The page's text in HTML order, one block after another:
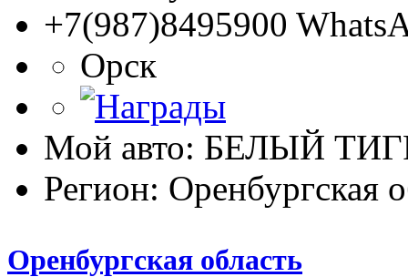
+7(987)8495900
Орск
Мой авто: БЕЛЫЙ
Регион: Оренбургская
Оренбургская область